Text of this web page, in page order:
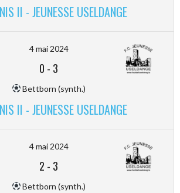
II - JEUNESSE USELDANGE
4 mai 2024
0 - 3
Bettborn (synth.)
II - JEUNESSE USELDANGE
4 mai 2024
2 - 3
Bettborn (synth.)